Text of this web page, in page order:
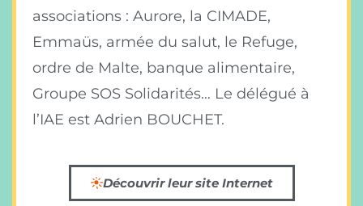
associations : Aurore, la CIMADE,
Emmaüs, armée du salut, le Refuge,
ordre de Malte, banque alimentaire,
Groupe SOS Solidarités… Le délégué à
l’IAE est Adrien BOUCHET.
Découvrir leur site Internet